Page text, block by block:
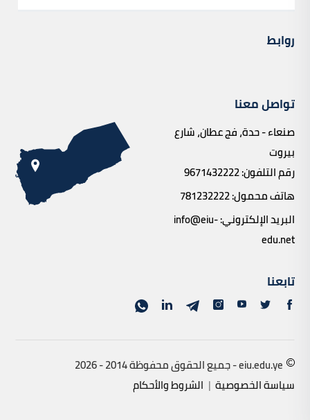
روابط
تواصل معنا
صنعاء - حدة، فج عطان، شارع
بيروت
رقم التلفون:9671432222
هاتف محمول:781232222
البريد الإلكتروني:info@eiu-
edu.net
تابعنا
eiu.edu.ye - جميع الحقوق محفوظة 2014 - 2026
سياسة الخصوصية | الشروط والأحكام